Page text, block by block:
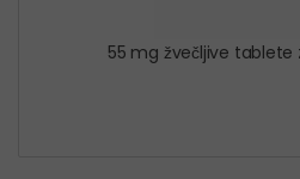
55 mg žvečljive tablete